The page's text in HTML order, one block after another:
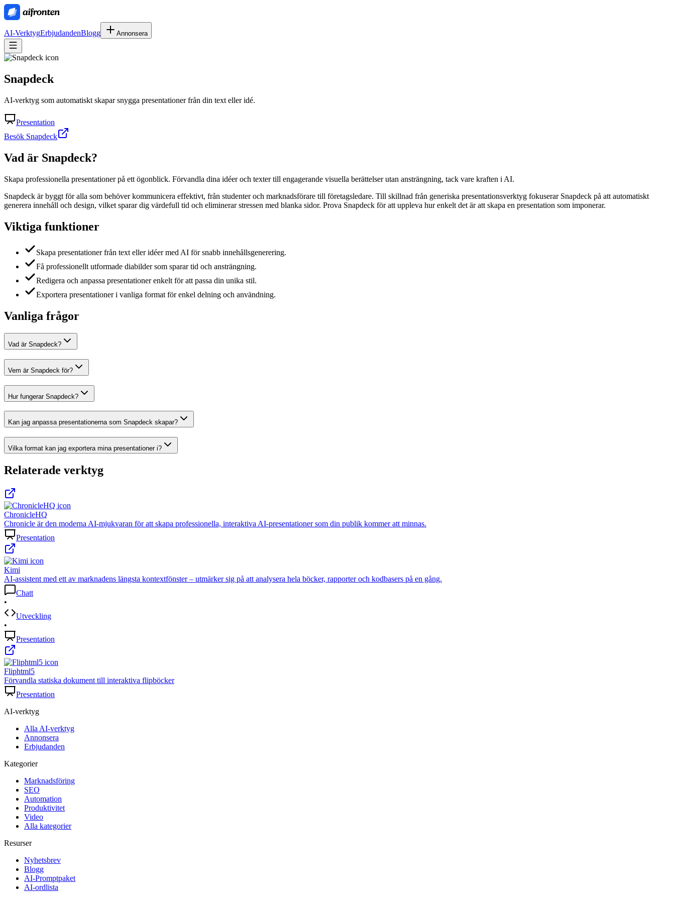
AI-VerktygErbjudandenBlogg Annonsera
Snapdeck
AI-verktyg som automatiskt skapar snygga presentationer från din text eller idé.
Presentation
Besök Snapdeck
Vad är Snapdeck?
Skapa professionella presentationer på ett ögonblick. Förvandla dina idéer och texter till engagerande visuella berättelser utan ansträngning, tack vare kraften i AI.
Snapdeck är byggt för alla som behöver kommunicera effektivt, från studenter och marknadsförare till företagsledare. Till skillnad från generiska presentationsverktyg fokuserar Snapdeck på att automatiskt
generera innehåll och design, vilket sparar dig värdefull tid och eliminerar stressen med blanka sidor. Prova Snapdeck för att uppleva hur enkelt det är att skapa en presentation som imponerar.
Viktiga funktioner
Skapa presentationer från text eller idéer med AI för snabb innehållsgenerering.
Få professionellt utformade diabilder som sparar tid och ansträngning.
Redigera och anpassa presentationer enkelt för att passa din unika stil.
Exportera presentationer i vanliga format för enkel delning och användning.
Vanliga frågor
Vad är Snapdeck?
Vem är Snapdeck för?
Hur fungerar Snapdeck?
Kan jag anpassa presentationerna som Snapdeck skapar?
Vilka format kan jag exportera mina presentationer i?
Relaterade verktyg
ChronicleHQ
Chronicle är den moderna AI-mjukvaran för att skapa professionella, interaktiva AI-presentationer som din publik kommer att minnas.
Presentation
Kimi
AI-assistent med ett av marknadens längsta kontextfönster – utmärker sig på att analysera hela böcker, rapporter och kodbasers på en gång.
Chatt
•
Utveckling
•
Presentation
Fliphtml5
Förvandla statiska dokument till interaktiva flipböcker
Presentation
AI-verktyg
Alla AI-verktyg
Annonsera
Erbjudanden
Kategorier
Marknadsföring
SEO
Automation
Produktivitet
Video
Alla kategorier
Resurser
Nyhetsbrev
Blogg
AI-Promptpaket
AI-ordlista